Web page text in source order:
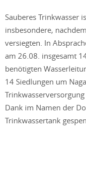
Sauberes Trinkwasser
insbesondere,
versiegten. In
am 26.08. insgesamt
benötigten
14 Siedlungen um
Dank im Namen der
Trinkwassertank